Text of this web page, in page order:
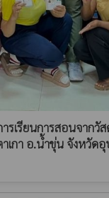
รเรียนการสอนจาก
กา อ.น้ำขุ่น จังหวัดอุ